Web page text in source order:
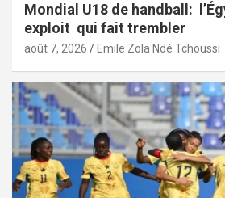
Mondial U18 de handball:
exploit qui fait trembler
août 7, 2026 Emile Zola Ndé Tchoussi